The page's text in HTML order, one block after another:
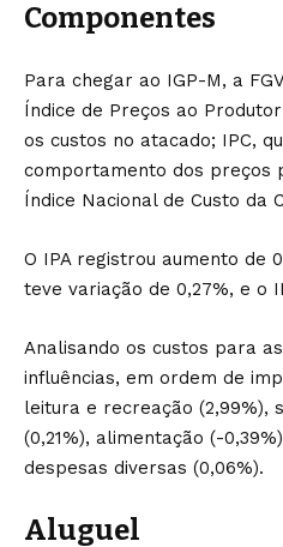
Componentes
Para chegar ao IGP-M, a
Índice de Preços ao
os custos no atacado; IPC,
comportamento dos preços
Índice Nacional de Custo da
O IPA registrou aumento de
teve variação de 0,27%, e o
Analisando os custos para
influências, em ordem de
leitura e recreação (2,99%),
(0,21%), alimentação (-
despesas diversas (0,06%).
Aluguel